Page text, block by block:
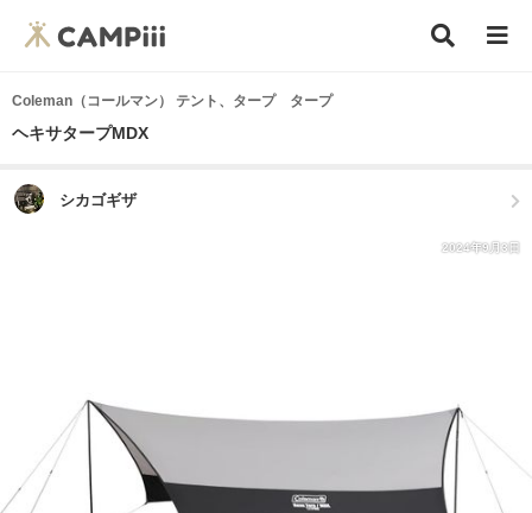
Coleman（コールマン） テント、タープ タープ
ヘキサタープMDX
シカゴギザ
2024年9月3日